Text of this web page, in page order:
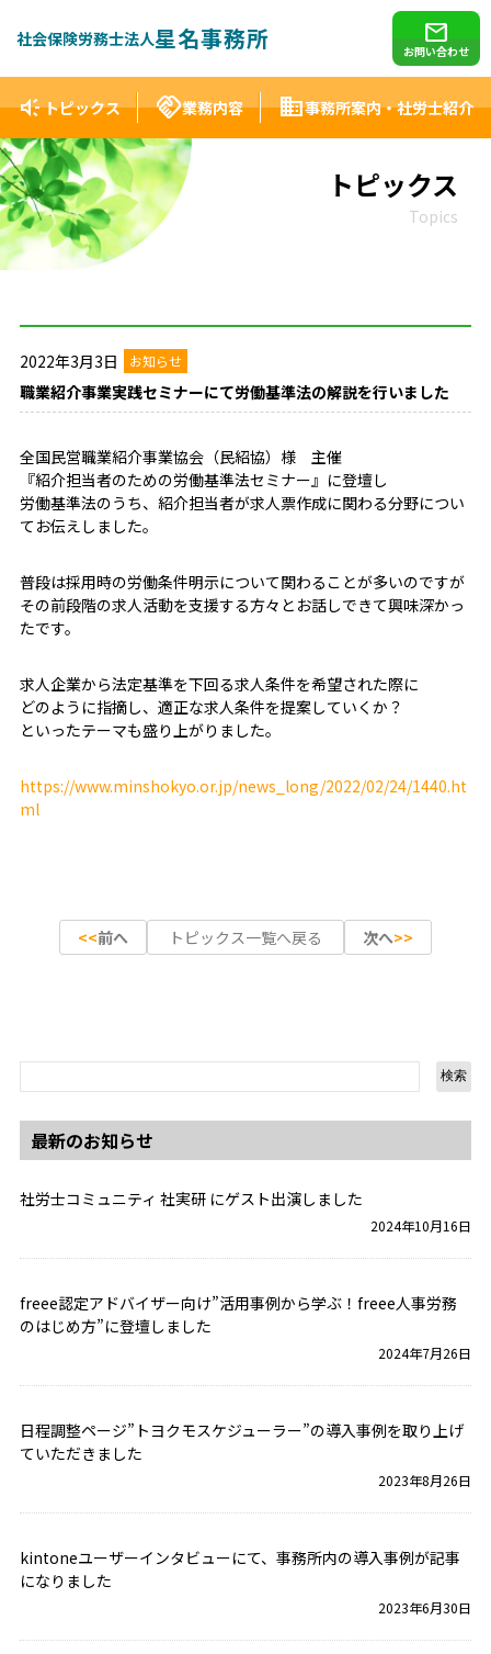
社会保険労務士法人星名事務所
brand_awarenessトピックス handshake業務内容 domain事務所案内・社労士紹介
mail
お問い合わせ
トピックス
Topics
2022年3月3日 お知らせ
職業紹介事業実践セミナーにて労働基準法の解説を行いました
全国民営職業紹介事業協会（民紹協）様 主催
『紹介担当者のための労働基準法セミナー』に登壇し
労働基準法のうち、紹介担当者が求人票作成に関わる分野につい
てお伝えしました。
普段は採用時の労働条件明示について関わることが多いのですが
その前段階の求人活動を支援する方々とお話しできて興味深かっ
たです。
求人企業から法定基準を下回る求人条件を希望された際に
どのように指摘し、適正な求人条件を提案していくか？
といったテーマも盛り上がりました。
https://www.minshokyo.or.jp/news_long/2022/02/24/1440.ht
ml
前へ トピックス一覧へ戻る 次へ
検索
最新のお知らせ
社労士コミュニティ 社実研 にゲスト出演しました
2024年10月16日
freee認定アドバイザー向け”活用事例から学ぶ！freee人事労務
のはじめ方”に登壇しました
2024年7月26日
日程調整ページ”トヨクモスケジューラー”の導入事例を取り上げ
ていただきました
2023年8月26日
kintoneユーザーインタビューにて、事務所内の導入事例が記事
になりました
2023年6月30日